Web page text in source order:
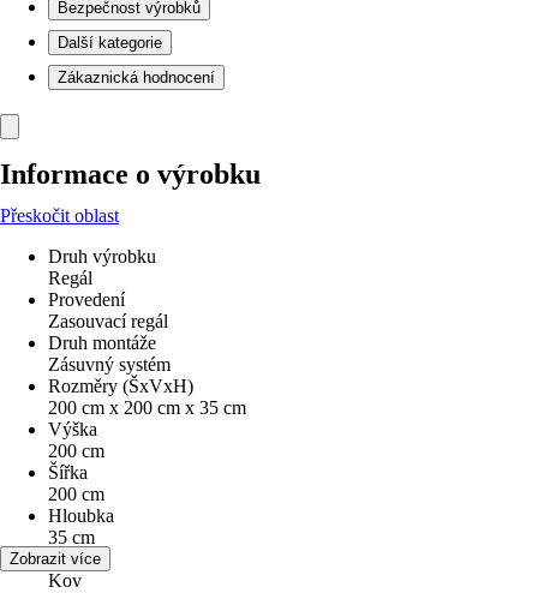
Bezpečnost výrobků
Další kategorie
Zákaznická hodnocení
Informace o výrobku
Přeskočit oblast
Druh výrobku
Regál
Provedení
Zasouvací regál
Druh montáže
Zásuvný systém
Rozměry (ŠxVxH)
200 cm x 200 cm x 35 cm
Výška
200 cm
Šířka
200 cm
Hloubka
35 cm
Materiál
Kov
Zobrazit více